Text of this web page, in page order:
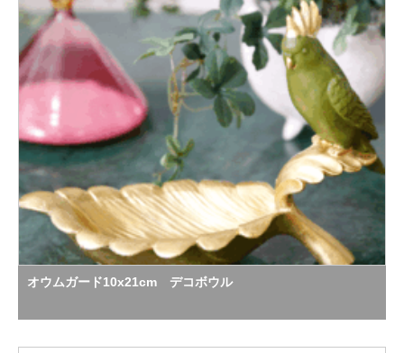
オウムガード10x21cm デコボウル